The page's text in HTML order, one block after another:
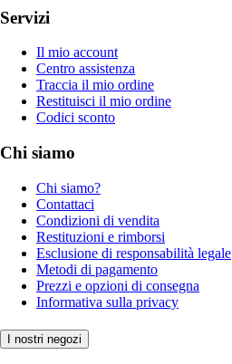
Servizi
Il mio account
Centro assistenza
Traccia il mio ordine
Restituisci il mio ordine
Codici sconto
Chi siamo
Chi siamo?
Contattaci
Condizioni di vendita
Restituzioni e rimborsi
Esclusione di responsabilità legale
Metodi di pagamento
Prezzi e opzioni di consegna
Informativa sulla privacy
I nostri negozi